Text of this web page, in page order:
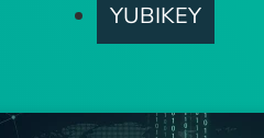
YUBIKEY